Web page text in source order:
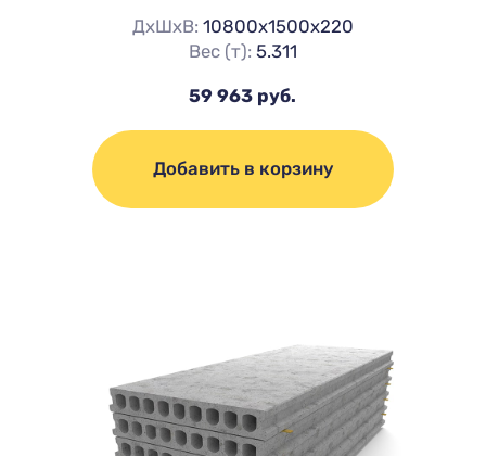
ДхШхВ: 10800х1500х220
Вес (т): 5.311
59 963 руб.
Добавить в корзину